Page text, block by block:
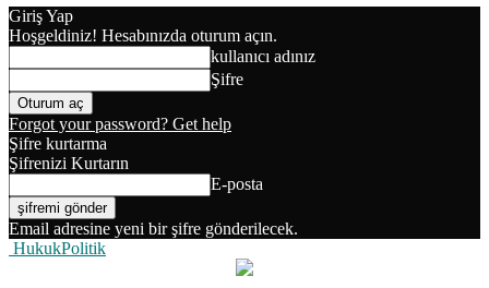
Giriş Yap
Hoşgeldiniz! Hesabınızda oturum açın.
kullanıcı adınız
Şifre
Forgot your password? Get help
Şifre kurtarma
Şifrenizi Kurtarın
E-posta
Email adresine yeni bir şifre gönderilecek.
HukukPolitik